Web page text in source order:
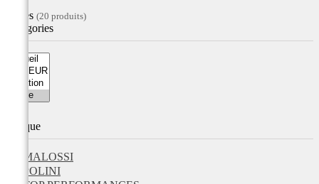
Filtres (20 produits)
Catégories
Marque
MALOSSI
POLINI